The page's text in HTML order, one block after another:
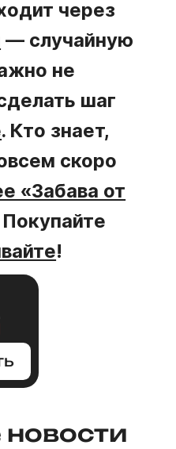
через
— случайную
не
шаг
. Кто знает,
скоро
«Забава от
!